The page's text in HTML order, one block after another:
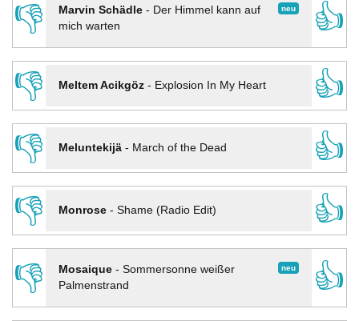
👎 neu
Marvin Schädle- Der Himmel kann auf
mich warten
👍
👎
Meltem Acikgöz- Explosion In My Heart
👍
👎
Meluntekijä- March of the Dead
👍
👎
Monrose- Shame (Radio Edit)
👍
👎
neu
Mosaique- Sommersonne weißer
Palmenstrand
👍